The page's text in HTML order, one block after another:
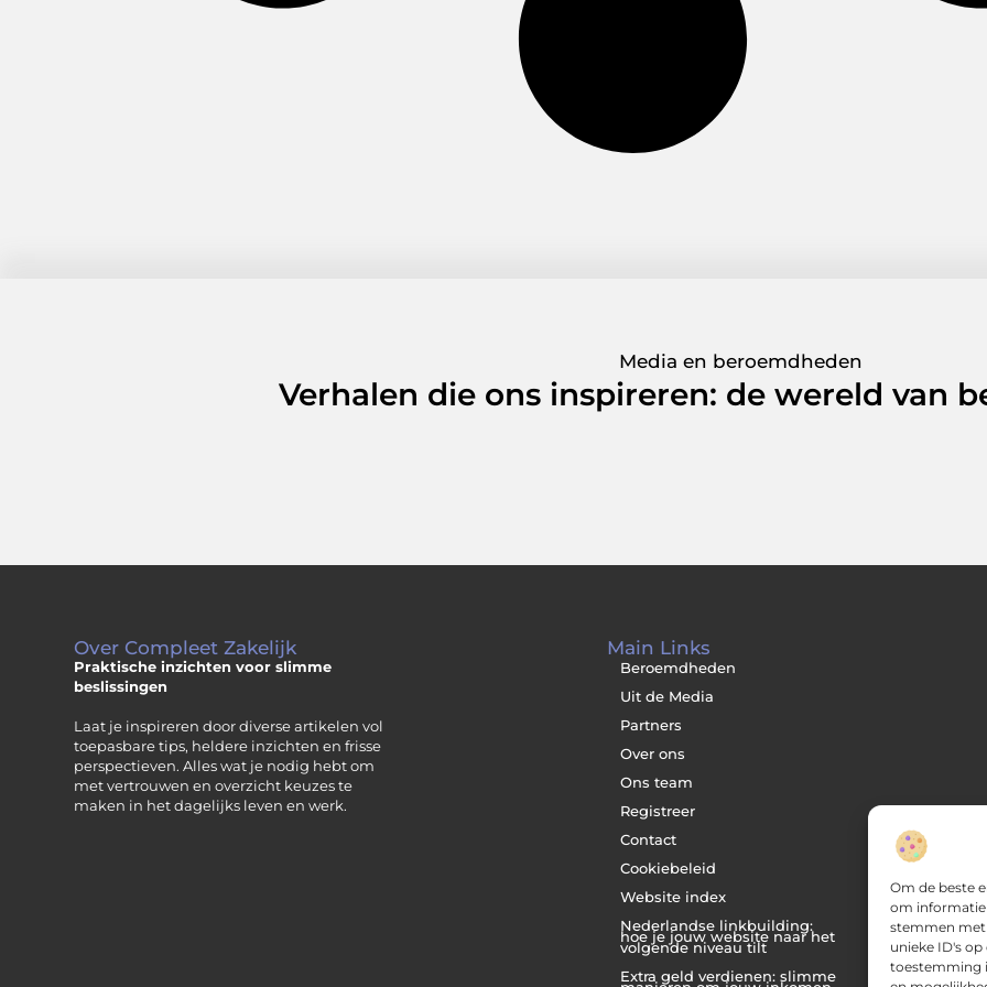
Om de beste
om informatie
stemmen met
unieke ID's
toestemming
Media en beroemdheden
Verhalen die ons inspireren: de wereld van
Over Compleet Zakelijk
Praktische inzichten voor slimme
beslissingen
Laat je inspireren door diverse artikelen vol
toepasbare tips, heldere inzichten en frisse
perspectieven. Alles wat je nodig hebt om
met vertrouwen en overzicht keuzes te
maken in het dagelijks leven en werk.
Main Links
Beroemdheden
Uit de Media
Partners
Over ons
Ons team
Registreer
Contact
Cookiebeleid
Website index
Nederlandse linkbuilding:
hoe je jouw website naar het
volgende niveau tilt
Extra geld verdienen: slimme